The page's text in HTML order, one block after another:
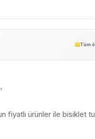
Tüm
fiyatlı ürünler ile bisiklet